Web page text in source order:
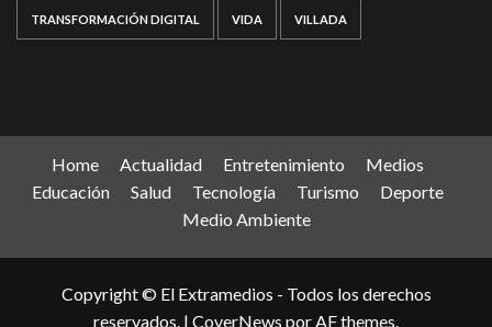
TRANSFORMACIÓN DIGITAL VIDA VILLADA
Home Actualidad Entretenimiento
Medios
Educación
Salud Tecnología Turismo
Deporte
Medio Ambiente
Copyright © El Extramedios - Todos los derechos
reservados. | CoverNews por AF themes.